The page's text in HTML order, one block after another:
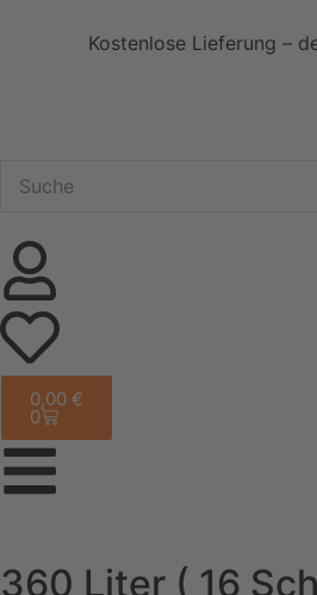
Kostenlose Lieferung –
0,00 €
0
360 Liter ( 16